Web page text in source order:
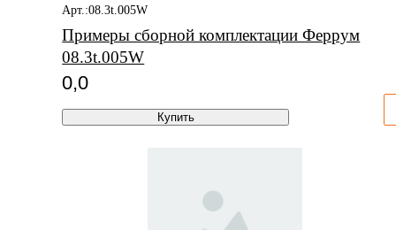
Арт.:08.3t.005W
Примеры сборной комплектации Феррум
08.3t.005W
0,0
Купить